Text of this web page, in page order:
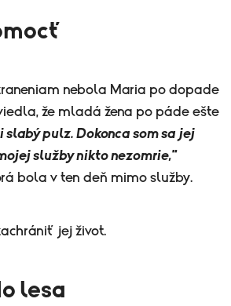
nebola Maria po dopade
že mladá žena po páde ešte
pulz. Dokonca som sa jej
služby nikto nezomrie,"
bola v ten deň mimo služby.
jej život.
lesa